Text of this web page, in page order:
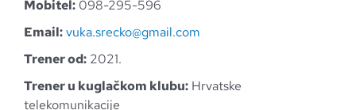
Mobitel:098-295-596
Email:vuka.srecko@gmail.com
Trener od:2021.
Trener u kuglačkom klubu:Hrvatske
telekomunikacije